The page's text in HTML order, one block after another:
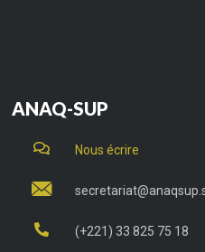
ANAQ-SUP
Nous écrire
(+221) 33 825 75 18